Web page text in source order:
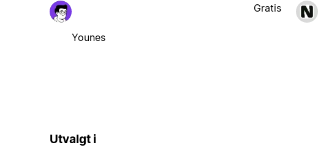
Younes
Gratis
Utvalgt i